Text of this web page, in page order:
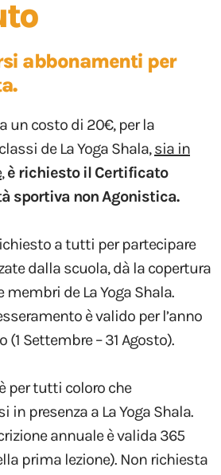
abbonamenti per
un costo di 20€, per la
de La Yoga Shala,sia in
,è richiesto il Certificato
sportiva non Agonistica.
a tutti per partecipare
dalla scuola, dà la copertura
de La Yoga Shala.
è valido per l’anno
Settembre – 31 Agosto).
per tutti coloro che
in presenza a La Yoga Shala.
annuale è valida 365
prima lezione). Non richiesta